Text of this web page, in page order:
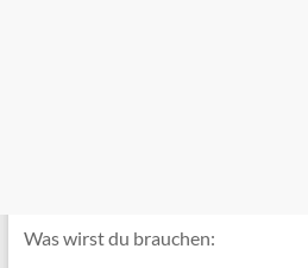
Was wirst du brauchen: